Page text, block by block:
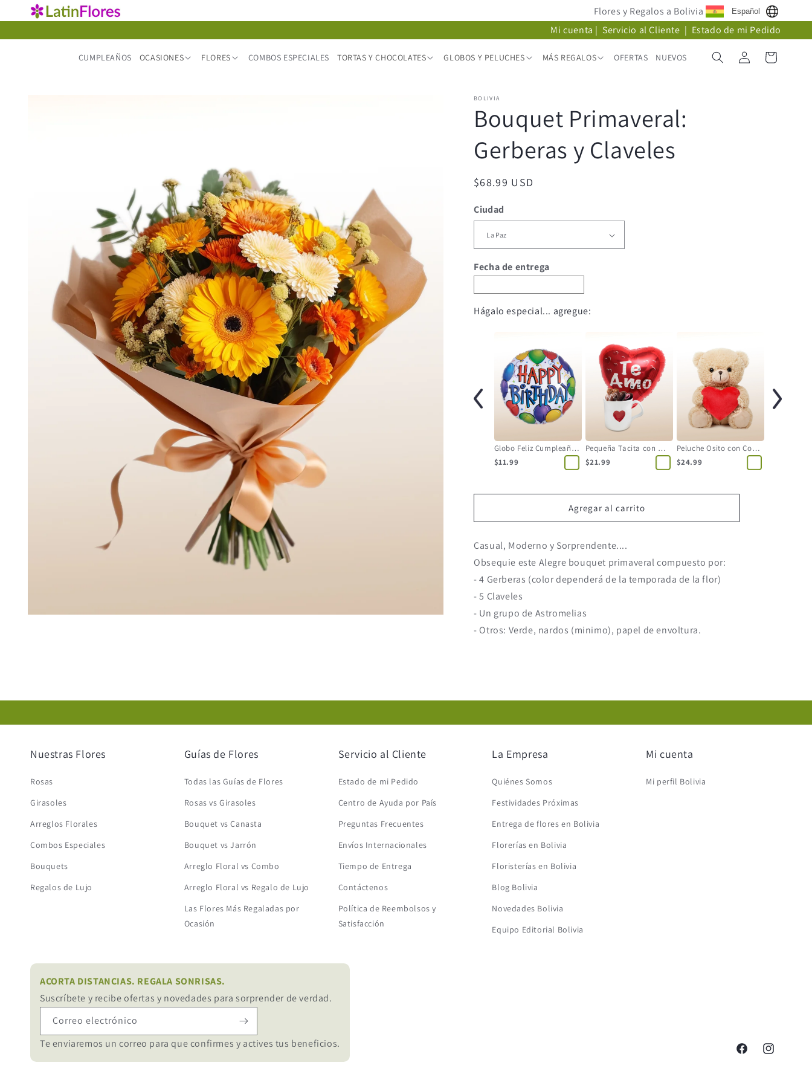
directamente
al contenido
Flores y Regalos a Bolivia Español
Mi cuenta | Servicio al Cliente | Estado de mi Pedido
CUMPLEAÑOS OCASIONES FLORES COMBOS ESPECIALES TORTAS Y CHOCOLATES GLOBOS Y PELUCHES MÁS REGALOS OFERTAS NUEVOS
Iniciar
sesión
Carrito
BOLIVIA
Bouquet Primaveral:
Gerberas y Claveles
Precio
$68.99 USD
Ciudad
Fecha de entrega
Hágalo especial... agregue:
Globo Feliz Cumpleaños
$11.99
Pequeña Tacita con Globo
$21.99
Peluche Osito con Corazón
$24.99
Agregar al carrito
Casual, Moderno y Sorprendente....
Obsequie este Alegre bouquet primaveral compuesto por:
- 4 Gerberas (color dependerá de la temporada de la flor)
- 5 Claveles
- Un grupo de Astromelias
- Otros: Verde, nardos (minimo), papel de envoltura.
Nuestras Flores
Rosas
Girasoles
Arreglos Florales
Combos Especiales
Bouquets
Regalos de Lujo
Guías de Flores
Todas las Guías de Flores
Rosas vs Girasoles
Bouquet vs Canasta
Bouquet vs Jarrón
Arreglo Floral vs Combo
Arreglo Floral vs Regalo de Lujo
Las Flores Más Regaladas por
Ocasión
Servicio al Cliente
Estado de mi Pedido
Centro de Ayuda por País
Preguntas Frecuentes
Envíos Internacionales
Tiempo de Entrega
Contáctenos
Política de Reembolsos y
Satisfacción
La Empresa
Quiénes Somos
Festividades Próximas
Entrega de flores en Bolivia
Florerías en Bolivia
Floristerías en Bolivia
Blog Bolivia
Novedades Bolivia
Equipo Editorial Bolivia
Mi cuenta
Mi perfil Bolivia
ACORTA DISTANCIAS. REGALA SONRISAS.
Suscríbete y recibe ofertas y novedades para sorprender de verdad.
Correo electrónico
Te enviaremos un correo para que confirmes y actives tus beneficios.
FacebookInstagram